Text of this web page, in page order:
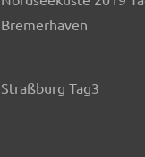
Bremerhaven
Straßburg Tag3